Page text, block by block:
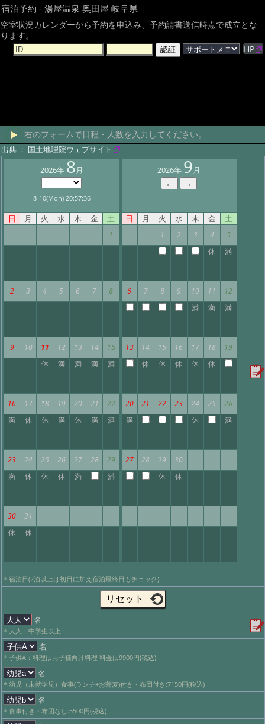
宿泊予約 - 湯屋温泉 奥田屋 岐阜県
空室状況カレンダーから予約を申込み、予約請書送信時点で成立とな
ります。
HP
右のフォームで日程・人数を入力してください。
出典 ： 国土地理院ウェブサイト
2026年8月
8-10(Mon) 20:57:36
日 月 火 水 木 金 土
1
2 3 4 5 6 7 8
9 10 11 12 13 14
15
休
満 満 満 満
16 17 18 19 20 21
22
満
休 休 満 休 満 満
23 24 25 26 27 28
29
満
休 休 休 満 満
30
31
休
休
2026年9月
日 月 火 水 木 金 土
1 2 3 4
5
休
満
6 7 8 9 10 11
12
満
満 満
13 14 15 16 17 18
19
休
休 休 休 休
20 21 22 23 24 25
26
満
休 満
27 28 29
30
休
休
* 宿泊日(2泊以上は初日に加え宿泊最終日もチェック)
名
* 大人：中学生以上
名
* 子供A：料理はお子様向け料理 料金は9900円(税込)
名
* 幼児（未就学児）食事(ランチ+お蕎麦)付き・布団付き:7150円(税込)
名
* 食事付き・布団なし:5500円(税込)